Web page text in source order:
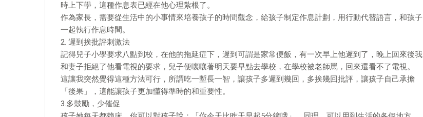
時上下學，這種作息表已經在他心理紮根了。
作為家長，需要從生活中的小事情來培養孩子的時間觀念，給孩子制定作息計劃，用行動代替語言，和孩子
一起執行作息時間。
2. 遲到挨批評刺激法
記得兒子小學要求八點到校，在他的拖延症下，遲到可謂是家常便飯，有一次早上他遲到了，晚上回來後我
和妻子拒絕了他看電視的要求，兒子便嚷嚷著明天要早點去學校，在學校被老師罵，回來還看不了電視。
這讓我突然覺得這種方法可行，所謂吃一塹長一智，讓孩子多遲到幾回，多挨幾回批評，讓孩子自己承擔
「後果」，這能讓孩子更加懂得準時的和重要性。
3.多鼓勵，少催促